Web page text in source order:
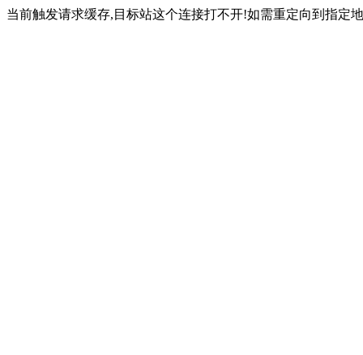
当前触发请求缓存,目标站这个连接打不开!如需重定向到指定